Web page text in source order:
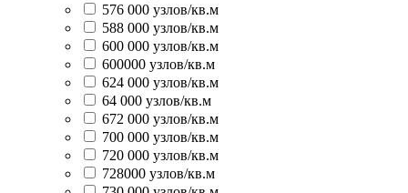
576 000 узлов/кв.м
588 000 узлов/кв.м
600 000 узлов/кв.м
600000 узлов/кв.м
624 000 узлов/кв.м
64 000 узлов/кв.м
672 000 узлов/кв.м
700 000 узлов/кв.м
720 000 узлов/кв.м
728000 узлов/кв.м